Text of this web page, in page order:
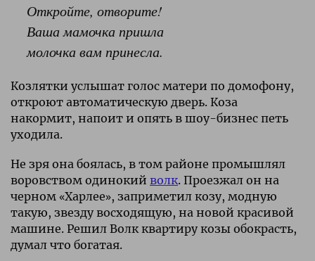
Откройте, отворите!
Ваша мамочка пришла
молочка вам принесла.
Козлятки услышат голос матери по домофону,
откроют автоматическую дверь. Коза
накормит, напоит и опять в шоу-бизнес петь
уходила.
Не зря она боялась, в том районе промышлял
воровством одинокий волк. Проезжал он на
черном «Харлее», заприметил козу, модную
такую, звезду восходящую, на новой красивой
машине. Решил Волк квартиру козы обокрасть,
думал что богатая.